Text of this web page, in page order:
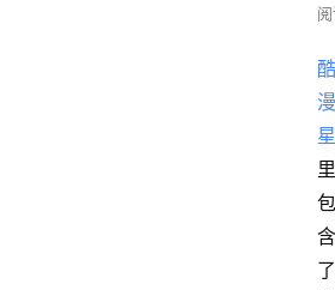
酷
漫
星
里
包
含
了